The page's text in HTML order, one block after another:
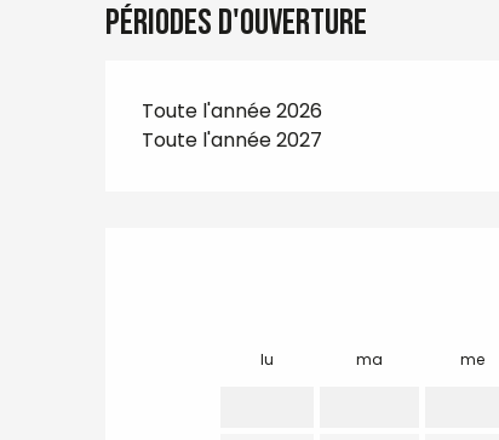
Périodes d'ouverture
Toute l'année 2026
Toute l'année 2027
lu ma me